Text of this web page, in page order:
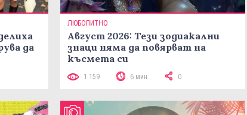
да
ЛЮБОПИТНО
Август 2026: Тези зодиакални
знаци няма да повярват на
късмета си
1 159 6 мин 0